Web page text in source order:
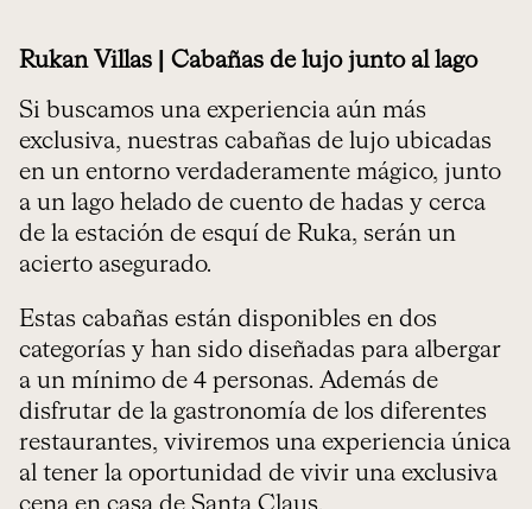
Rukan Villas | Cabañas de lujo junto al lago
Si buscamos una experiencia aún más
exclusiva, nuestras cabañas de lujo ubicadas
en un entorno verdaderamente mágico, junto
a un lago helado de cuento de hadas y cerca
de la estación de esquí de Ruka, serán un
acierto asegurado.
Estas cabañas están disponibles en dos
categorías y han sido diseñadas para albergar
a un mínimo de 4 personas. Además de
disfrutar de la gastronomía de los diferentes
restaurantes, viviremos una experiencia única
al tener la oportunidad de vivir una exclusiva
cena en casa de Santa Claus.